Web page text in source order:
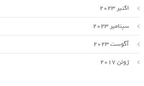
اکتبر 2023
سپتامبر 2023
آگوست 2023
ژوئن 2017